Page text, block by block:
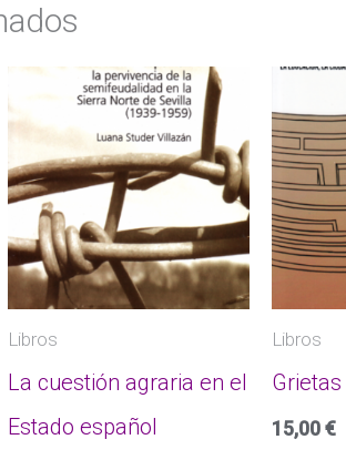
Libros
La cuestión agraria en el
Estado español
Libros
15,00€